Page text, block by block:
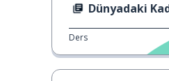
Dünyadaki
Ders